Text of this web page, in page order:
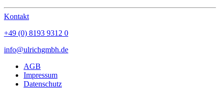
Kontakt
+49 (0) 8193 9312 0
info@ulrichgmbh.de
AGB
Impressum
Datenschutz